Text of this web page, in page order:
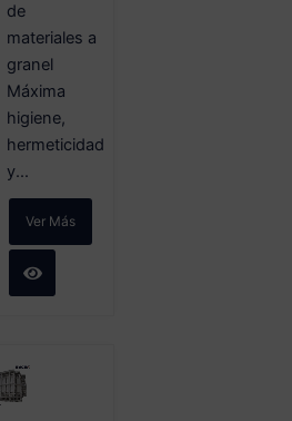
de
materiales a
granel
Máxima
higiene,
hermeticidad
y...
Ver Más